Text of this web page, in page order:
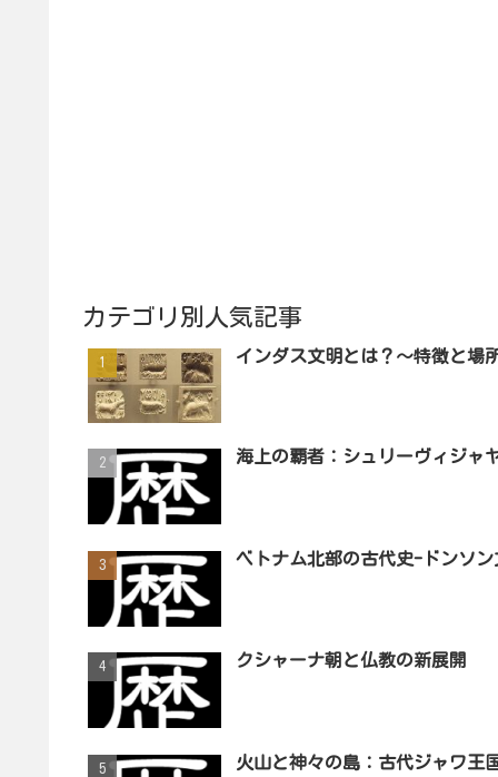
カテゴリ別人気記事
インダス文明とは？～特徴と場
海上の覇者：シュリーヴィジャ
ベトナム北部の古代史-ドンソ
クシャーナ朝と仏教の新展開
火山と神々の島：古代ジャワ王